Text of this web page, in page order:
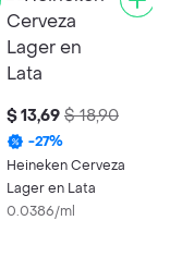
$ 13,69 $ 18,90
-27%
Heineken Cerveza
Lager en Lata
0.0386/ml